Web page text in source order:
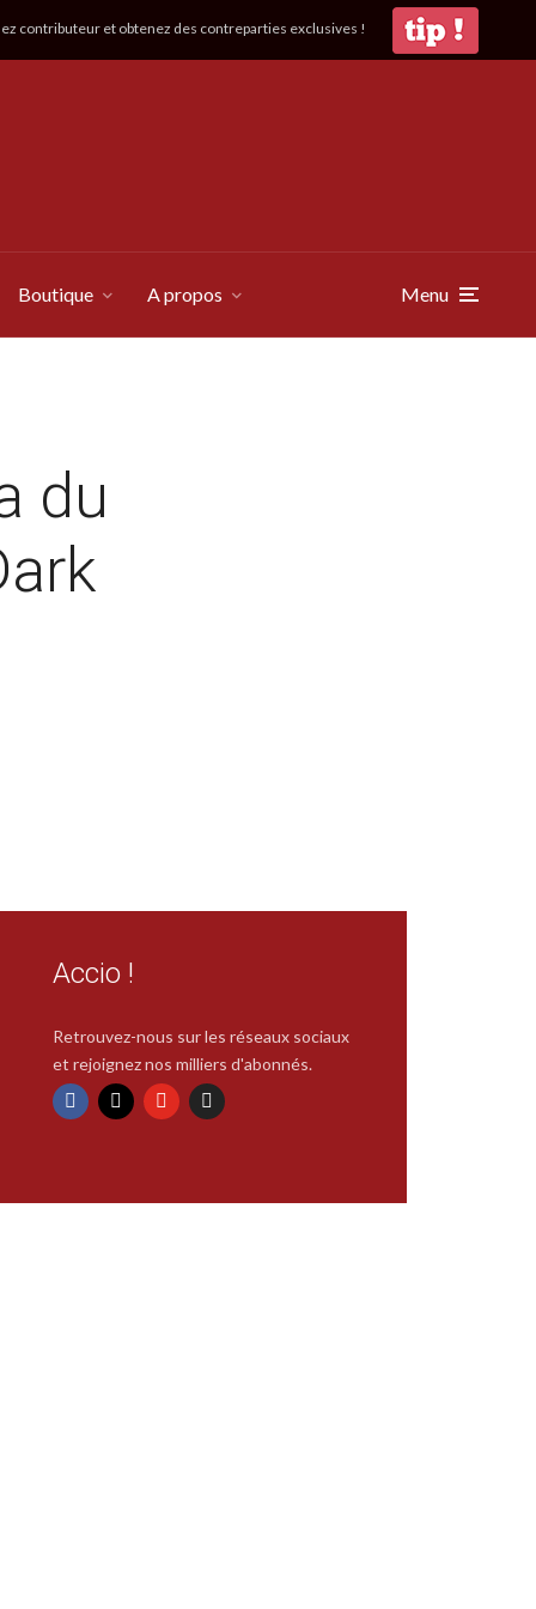
contributeur et obtenez des contreparties exclusives !
Boutique A propos Menu
du
Accio !
Retrouvez-nous sur les réseaux sociaux
et rejoignez nos milliers d'abonnés.